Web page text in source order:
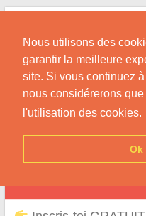
Nous utilisons des
garantir la meilleure
site. Si vous continuez
nous considérerons
l'utilisation des cookies.
Ok
Skip
content
Nos Conseils pour
Originaire de Chine !